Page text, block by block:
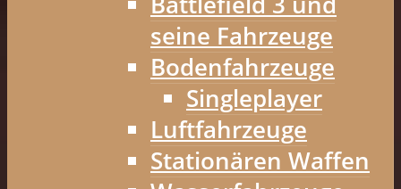
seine Fahrzeuge
Bodenfahrzeuge
Singleplayer
Luftfahrzeuge
Stationären Waffen